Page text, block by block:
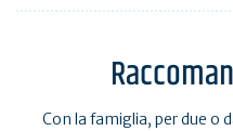
Con la famiglia, per due o